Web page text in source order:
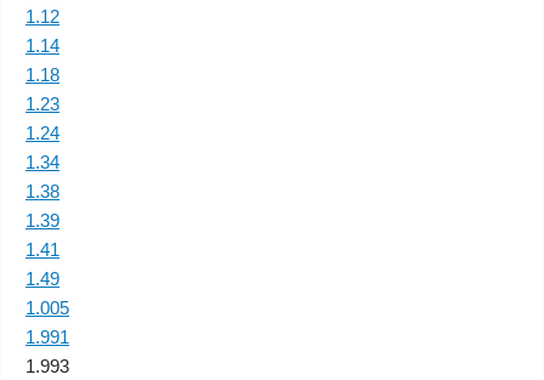
1.12
1.14
1.18
1.23
1.24
1.34
1.38
1.39
1.41
1.49
1.005
1.991
1.993